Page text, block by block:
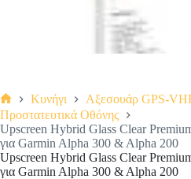
Αρχική
σελίδα
Κυνήγι
Αξεσουάρ GPS-
Προστατευτικά Οθόνης
Upscreen Hybrid Glass Clear
για Garmin Alpha 300 & Alpha 200
Upscreen Hybrid Glass Clear
για Garmin Alpha 300 & Alpha 200